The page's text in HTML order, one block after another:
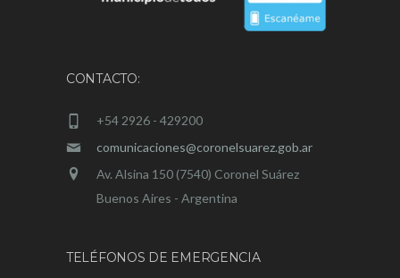
CONTACTO:
+54 2926 - 429200
comunicaciones@coronelsuarez.gob.ar
Av. Alsina 150 (7540) Coronel Suárez
Buenos Aires - Argentina
TELÉFONOS DE EMERGENCIA